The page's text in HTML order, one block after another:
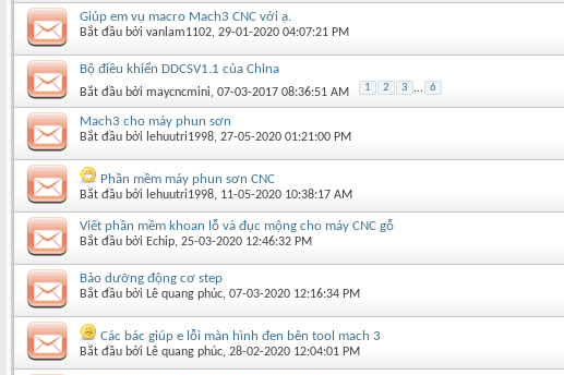
Giúp em vụ macro Mach3 CNC với ạ.
Bắt đầu bởi vanlam1102‎, 29-01-2020 04:07:21 PM
Bộ điều khiển DDCSV1.1 của China
Bắt đầu bởi maycncmini‎, 07-03-2017 08:36:51 AM 1 2 3 ... 6
Mach3 cho máy phun sơn
Bắt đầu bởi lehuutri1998‎, 27-05-2020 01:21:00 PM
Phần mềm máy phun sơn CNC
Bắt đầu bởi lehuutri1998‎, 11-05-2020 10:38:17 AM
Viết phần mềm khoan lỗ và đục mộng cho máy CNC gỗ
Bắt đầu bởi Echip‎, 25-03-2020 12:46:32 PM
Bảo dưỡng động cơ step
Bắt đầu bởi Lê quang phúc‎, 07-03-2020 12:16:34 PM
Các bác giúp e lỗi màn hình đen bên tool mach 3
Bắt đầu bởi Lê quang phúc‎, 28-02-2020 12:04:01 PM